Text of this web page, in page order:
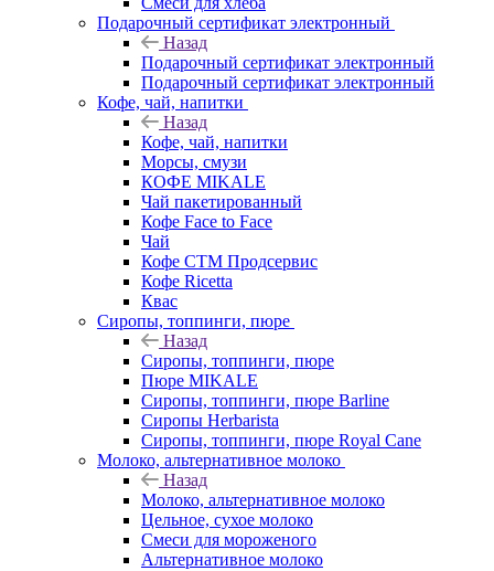
Подарочный сертификат электронный
Назад
Подарочный сертификат электронный
Подарочный сертификат электронный
Кофе, чай, напитки
Назад
Кофе, чай, напитки
Морсы, смузи
КОФЕ MIKALE
Чай пакетированный
Кофе Face to Face
Чай
Кофе СТМ Продсервис
Кофе Ricetta
Квас
Сиропы, топпинги, пюре
Назад
Сиропы, топпинги, пюре
Пюре MIKALE
Сиропы, топпинги, пюре Barline
Сиропы Herbarista
Сиропы, топпинги, пюре Royal Cane
Молоко, альтернативное молоко
Назад
Молоко, альтернативное молоко
Цельное, сухое молоко
Смеси для мороженого
Альтернативное молоко